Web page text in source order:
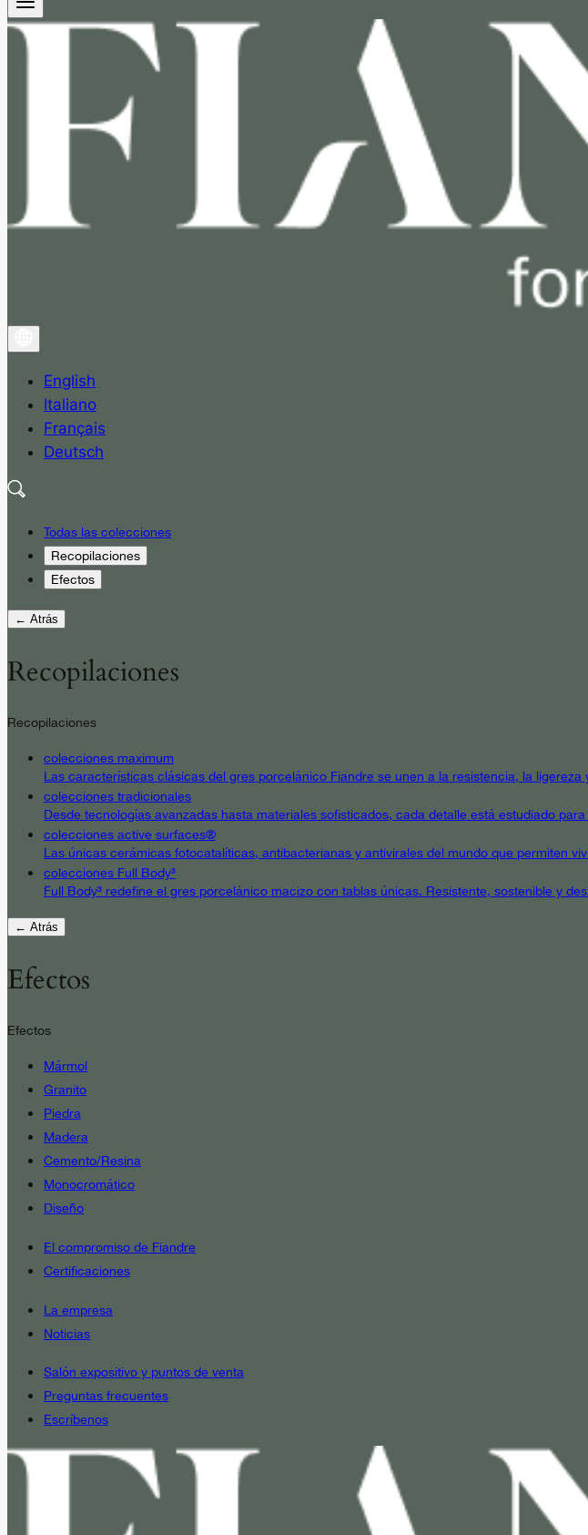
English
Italiano
Français
Deutsch
Todas las colecciones
Recopilaciones
Efectos
← Atrás
Recopilaciones
Recopilaciones
colecciones maximum
Las características clásicas del gres porcelánico Fiandre se unen a la resistencia, la
colecciones tradicionales
Desde tecnologías avanzadas hasta materiales sofisticados, cada detalle está estudiado
colecciones active surfaces®
Las únicas cerámicas fotocatalíticas, antibacterianas y antivirales del mundo que permiten
colecciones Full Body³
Full Body³ redefine el gres porcelánico macizo con tablas únicas. Resistente, sostenible y
← Atrás
Efectos
Efectos
Mármol
Granito
Piedra
Madera
Cemento/Resina
Monocromático
Diseño
El compromiso de Fiandre
Certificaciones
La empresa
Noticias
Salón expositivo y puntos de venta
Preguntas frecuentes
Escríbenos